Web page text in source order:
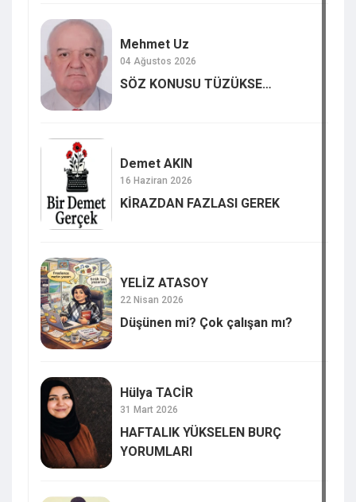
Mehmet Uz
04 Ağustos 2026
SÖZ KONUSU TÜZÜKSE…
Demet AKIN
16 Haziran 2026
KİRAZDAN FAZLASI GEREK
YELİZ ATASOY
22 Nisan 2026
Düşünen mi? Çok çalışan mı?
Hülya TACİR
31 Mart 2026
HAFTALIK YÜKSELEN BURÇ
YORUMLARI